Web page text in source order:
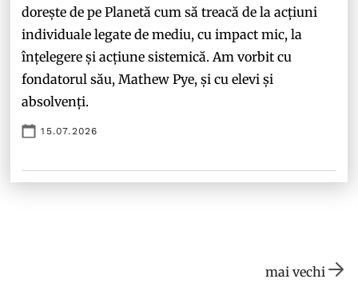
dorește de pe Planetă cum să treacă de la acțiuni
individuale legate de mediu, cu impact mic, la
înțelegere și acțiune sistemică. Am vorbit cu
fondatorul său, Mathew Pye, și cu elevi și
absolvenți.
15.07.2026
mai vechi